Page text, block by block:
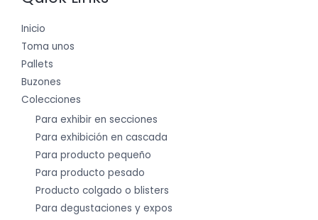
Inicio
Toma unos
Pallets
Buzones
Colecciones
Para exhibir en secciones
Para exhibición en cascada
Para producto pequeño
Para producto pesado
Producto colgado o blisters
Para degustaciones y expos